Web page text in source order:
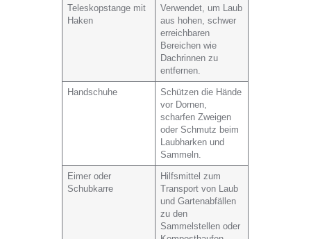
Teleskopstange mit
Haken
Verwendet, um Laub
aus hohen, schwer
erreichbaren
Bereichen wie
Dachrinnen zu
entfernen.
Handschuhe
Schützen die Hände
vor Dornen,
scharfen Zweigen
oder Schmutz beim
Laubharken und
Sammeln.
Eimer oder
Schubkarre
Hilfsmittel zum
Transport von Laub
und Gartenabfällen
zu den
Sammelstellen oder